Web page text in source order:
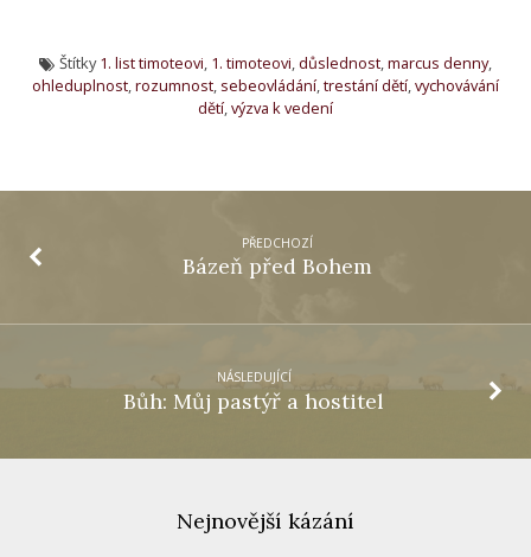
Štítky1. list timoteovi, 1. timoteovi,důslednost,marcus denny,
ohleduplnost,rozumnost, sebeovládání,trestání dětí,vychovávání
dětí,výzva k vedení
PŘEDCHOZÍ
Bázeň před Bohem
NÁSLEDUJÍCÍ
Bůh: Můj pastýř a hostitel
Nejnovější kázání